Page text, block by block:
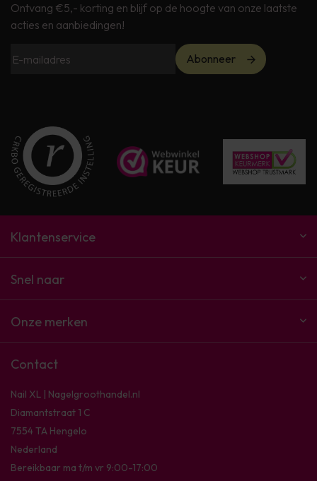
Ontvang €5,- korting en blijf op de hoogte van onze laatste
acties en aanbiedingen!
Abonneer
Klantenservice
Snel naar
Onze merken
Contact
Nail XL | Nagelgroothandel.nl
Diamantstraat 1 C
7554 TA Hengelo
Nederland
Bereikbaar ma t/m vr 9:00-17:00